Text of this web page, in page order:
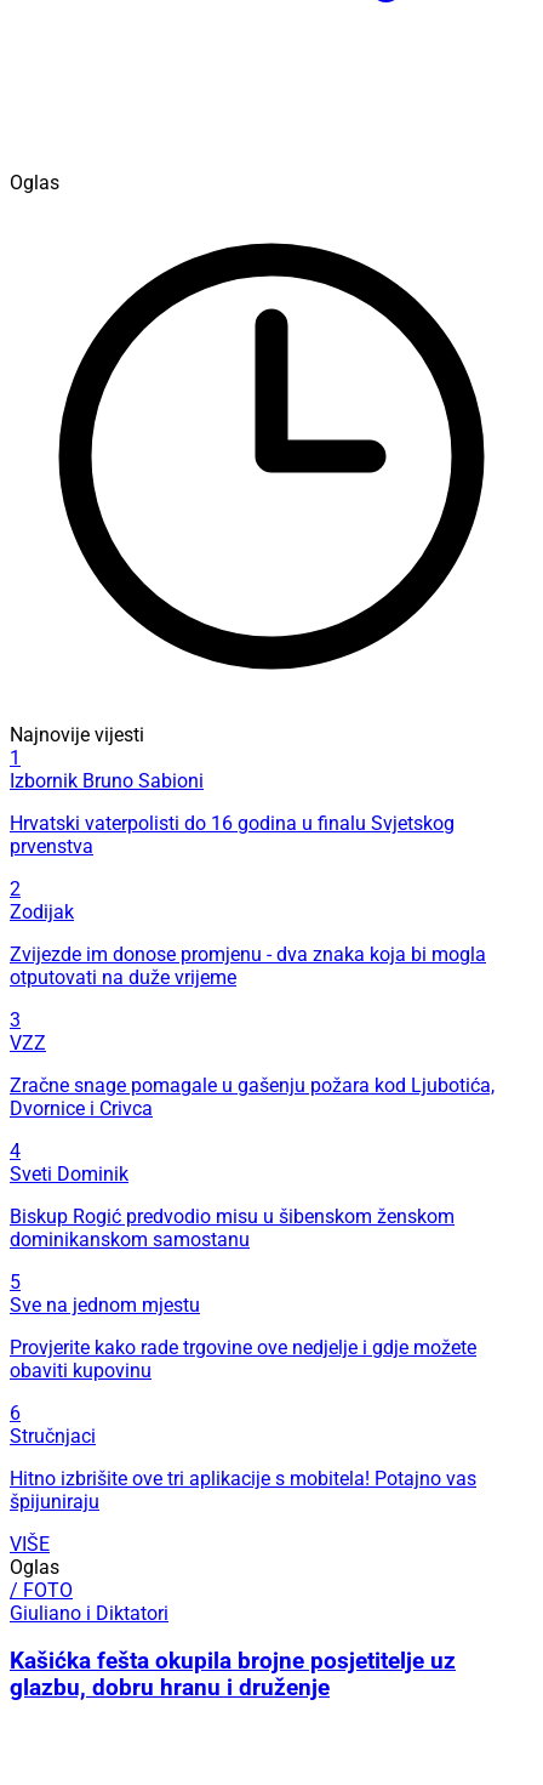
Oglas
Najnovije vijesti
1
Izbornik Bruno Sabioni
Hrvatski vaterpolisti do 16 godina u finalu Svjetskog
prvenstva
2
Zodijak
Zvijezde im donose promjenu - dva znaka koja bi mogla
otputovati na duže vrijeme
3
VZZ
Zračne snage pomagale u gašenju požara kod Ljubotića,
Dvornice i Crivca
4
Sveti Dominik
Biskup Rogić predvodio misu u šibenskom ženskom
dominikanskom samostanu
5
Sve na jednom mjestu
Provjerite kako rade trgovine ove nedjelje i gdje možete
obaviti kupovinu
6
Stručnjaci
Hitno izbrišite ove tri aplikacije s mobitela! Potajno vas
špijuniraju
VIŠE
Oglas
/ FOTO
Giuliano i Diktatori
Kašićka fešta okupila brojne posjetitelje uz
glazbu, dobru hranu i druženje